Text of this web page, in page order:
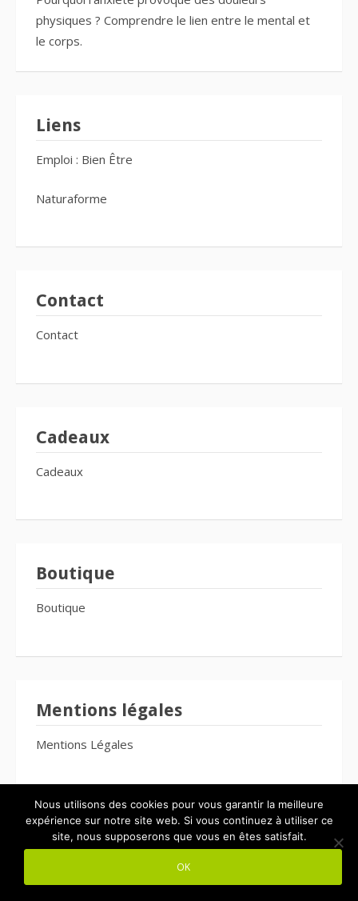
physiques ? Comprendre le lien entre le mental et
le corps.
Liens
Emploi : Bien Être
Naturaforme
Contact
Contact
Cadeaux
Cadeaux
Boutique
Boutique
Mentions légales
Mentions Légales
Thème Fooding par
Nous utilisons des cookies pour vous garantir la meilleure
expérience sur notre site web. Si vous continuez à utiliser ce
site, nous supposerons que vous en êtes satisfait.
OK